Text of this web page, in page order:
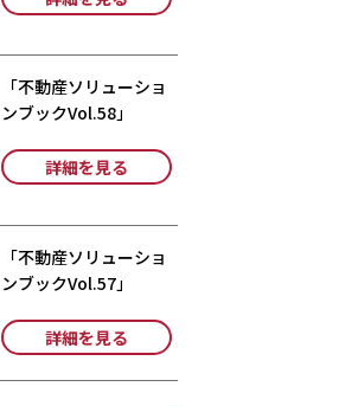
「不動産ソリューショ
ンブックVol.58」
詳細を見る
「不動産ソリューショ
ンブックVol.57」
詳細を見る